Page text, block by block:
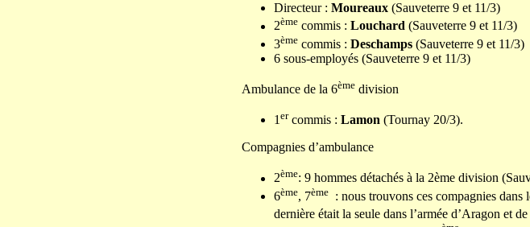
Directeur : Moureaux (Sauveterre 9 et 11/3)
2ème commis : Louchard (Sauveterre 9 et 11/3)
3ème commis : Deschamps (Sauveterre 9 et 11/3)
6 sous-employés (Sauveterre 9 et 11/3)
Ambulance de la 6ème division
1ercommis : Lamon (Tournay 20/3).
Compagnies d’ambulance
2ème: 9 hommes détachés à la 2ème division
6ème, 7ème : nous trouvons ces compagnies
dernière était la seule dans l’armée d’Aragon et